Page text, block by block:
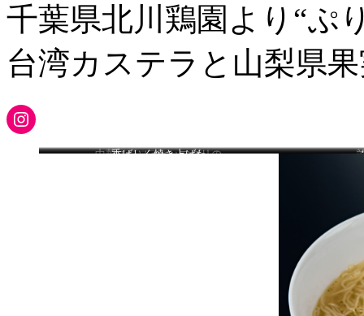
千葉県北川鶏園より“ぷ
台湾カステラと山梨県
Instagram
貝類のアミューズ
中華コンソメとハマグリの
香ばしく焼き上げた